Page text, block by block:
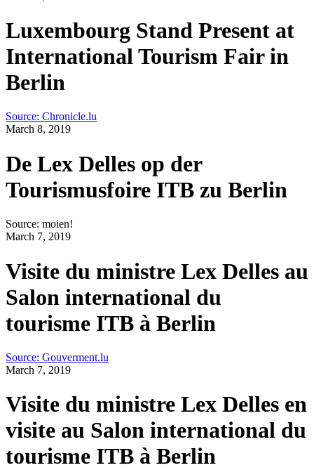
Luxembourg Stand Present at
International Tourism Fair in
Berlin
Source: Chronicle.lu
March 8, 2019
De Lex Delles op der
Tourismusfoire ITB zu Berlin
Source: moien!
March 7, 2019
Visite du ministre Lex Delles au
Salon international du
tourisme ITB à Berlin
Source: Gouverment.lu
March 7, 2019
Visite du ministre Lex Delles en
visite au Salon international du
tourisme ITB à Berlin